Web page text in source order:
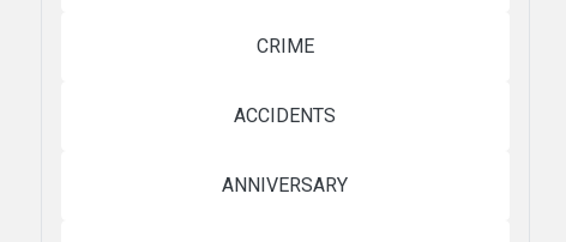
CRIME
ACCIDENTS
ANNIVERSARY